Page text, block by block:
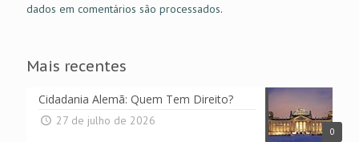
dados em comentários são processados.
Mais recentes
0
Cidadania Alemã: Quem Tem Direito?
27 de julho de 2026